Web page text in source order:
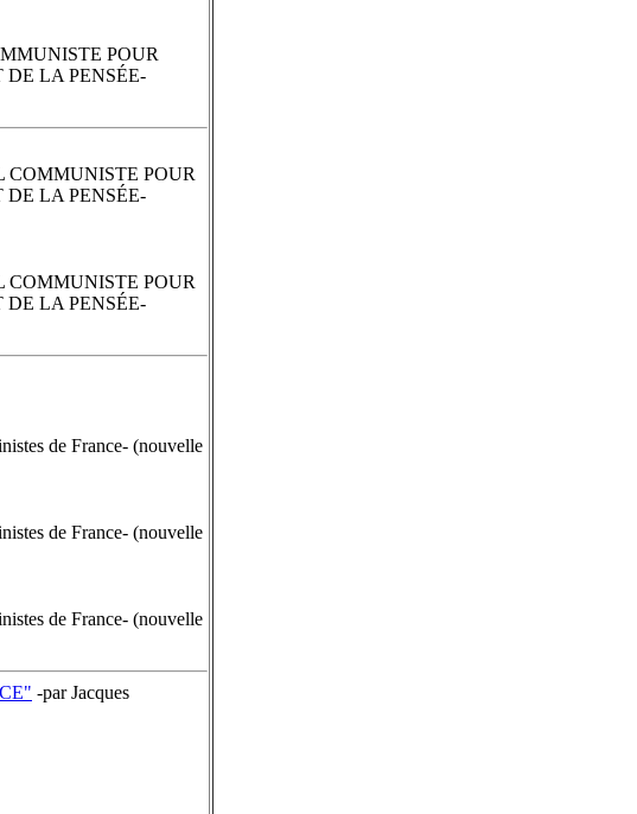
POUR
LA PENSÉE-
COMMUNISTE POUR
LA PENSÉE-
COMMUNISTE POUR
LA PENSÉE-
de France- (nouvelle
de France- (nouvelle
de France- (nouvelle
-par Jacques